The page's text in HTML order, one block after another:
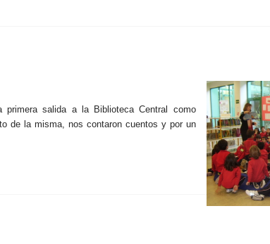
salida a la Biblioteca Central como
de la misma, nos contaron cuentos y por un